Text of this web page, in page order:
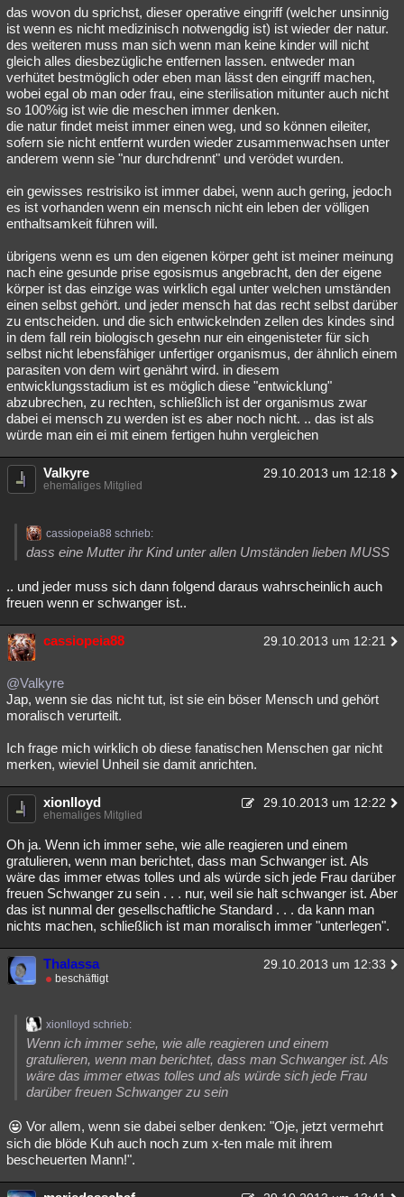
das wovon du sprichst, dieser operative eingriff (welcher unsinnig
ist wenn es nicht medizinisch notwengdig ist) ist wieder der natur.
des weiteren muss man sich wenn man keine kinder will nicht
gleich alles diesbezügliche entfernen lassen. entweder man
verhütet bestmöglich oder eben man lässt den eingriff machen,
wobei egal ob man oder frau, eine sterilisation mitunter auch nicht
so 100%ig ist wie die meschen immer denken.
die natur findet meist immer einen weg, und so können eileiter,
sofern sie nicht entfernt wurden wieder zusammenwachsen unter
anderem wenn sie "nur durchdrennt" und verödet wurden.
ein gewisses restrisiko ist immer dabei, wenn auch gering, jedoch
es ist vorhanden wenn ein mensch nicht ein leben der völligen
enthaltsamkeit führen will.
übrigens wenn es um den eigenen körper geht ist meiner meinung
nach eine gesunde prise egosismus angebracht, den der eigene
körper ist das einzige was wirklich egal unter welchen umständen
einen selbst gehört. und jeder mensch hat das recht selbst darüber
zu entscheiden. und die sich entwickelnden zellen des kindes sind
in dem fall rein biologisch gesehn nur ein eingenisteter für sich
selbst nicht lebensfähiger unfertiger organismus, der ähnlich einem
parasiten von dem wirt genährt wird. in diesem
entwicklungsstadium ist es möglich diese "entwicklung"
abzubrechen, zu rechten, schließlich ist der organismus zwar
dabei ei mensch zu werden ist es aber noch nicht. .. das ist als
würde man ein ei mit einem fertigen huhn vergleichen
Valkyre 29.10.2013 um 12:18
ehemaliges Mitglied
cassiopeia88 schrieb:
dass eine Mutter ihr Kind unter allen Umständen lieben MUSS
.. und jeder muss sich dann folgend daraus wahrscheinlich auch
freuen wenn er schwanger ist..
cassiopeia88 29.10.2013 um 12:21
@Valkyre
Jap, wenn sie das nicht tut, ist sie ein böser Mensch und gehört
moralisch verurteilt.
Ich frage mich wirklich ob diese fanatischen Menschen gar nicht
merken, wieviel Unheil sie damit anrichten.
xionlloyd 29.10.2013 um 12:22
ehemaliges Mitglied
Oh ja. Wenn ich immer sehe, wie alle reagieren und einem
gratulieren, wenn man berichtet, dass man Schwanger ist. Als
wäre das immer etwas tolles und als würde sich jede Frau darüber
freuen Schwanger zu sein . . . nur, weil sie halt schwanger ist. Aber
das ist nunmal der gesellschaftliche Standard . . . da kann man
nichts machen, schließlich ist man moralisch immer "unterlegen".
Thalassa 29.10.2013 um 12:33
beschäftigt
xionlloyd schrieb:
Wenn ich immer sehe, wie alle reagieren und einem
gratulieren, wenn man berichtet, dass man Schwanger ist. Als
wäre das immer etwas tolles und als würde sich jede Frau
darüber freuen Schwanger zu sein
Vor allem, wenn sie dabei selber denken: "Oje, jetzt vermehrt
sich die blöde Kuh auch noch zum x-ten male mit ihrem
bescheuerten Mann!".